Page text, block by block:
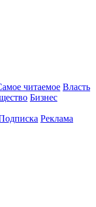
читаемое Власть
Бизнес
Реклама